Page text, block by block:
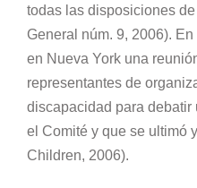
todas las disposiciones
General núm. 9, 2006).
en Nueva York una
representantes de
discapacidad para debatir
el Comité y que se ultimó
Children, 2006).